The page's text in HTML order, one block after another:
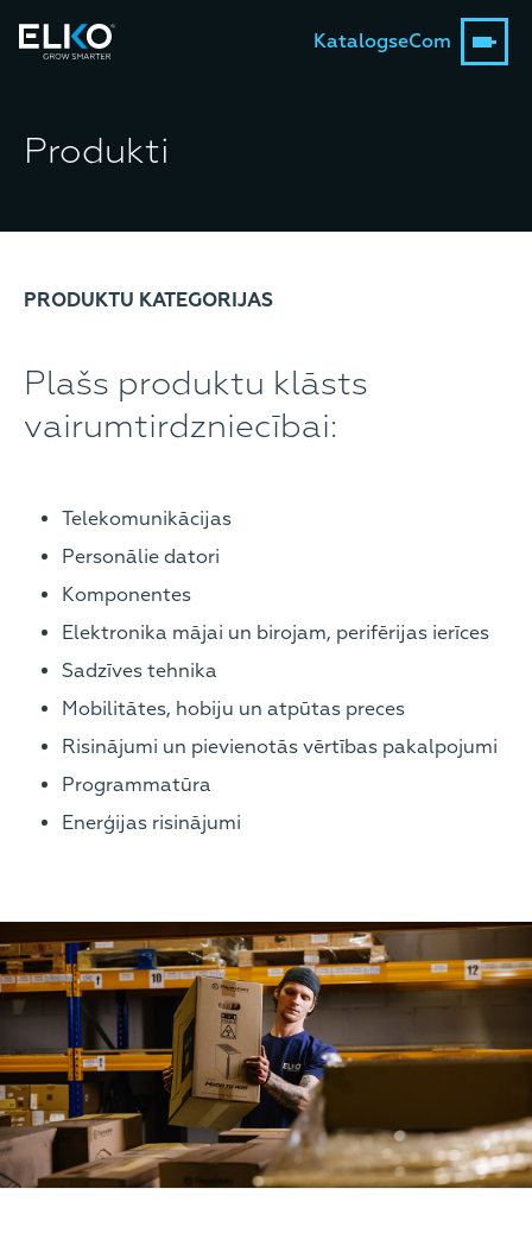
KatalogseCom
Produkti
PRODUKTU KATEGORIJAS
Plašs produktu klāsts
vairumtirdzniecībai:
Telekomunikācijas
Personālie datori
Komponentes
Elektronika mājai un birojam, perifērijas ierīces
Sadzīves tehnika
Mobilitātes, hobiju un atpūtas preces
Risinājumi un pievienotās vērtības pakalpojumi
Programmatūra
Enerģijas risinājumi